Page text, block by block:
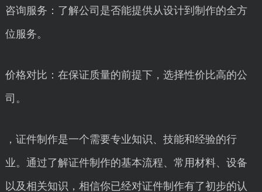
咨询服务：了解公司是否能提供从设计到制作的全方
位服务。
价格对比：在保证质量的前提下，选择性价比高的公
司。
，证件制作是一个需要专业知识、技能和经验的行
业。通过了解证件制作的基本流程、常用材料、设备
以及相关知识，相信你已经对证件制作有了初步的认